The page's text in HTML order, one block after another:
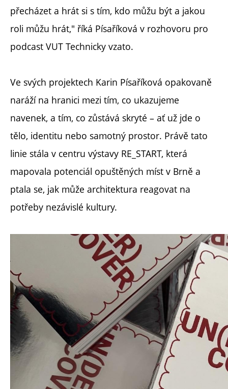
přecházet a hrát si s tím, kdo můžu být a jakou
roli můžu hrát," říká Písaříková v rozhovoru pro
podcast VUT Technicky vzato.
Ve svých projektech Karin Písaříková opakovaně
naráží na hranici mezi tím, co ukazujeme
navenek, a tím, co zůstává skryté – ať už jde o
tělo, identitu nebo samotný prostor. Právě tato
linie stála v centru výstavy RE_START, která
mapovala potenciál opuštěných míst v Brně a
ptala se, jak může architektura reagovat na
potřeby nezávislé kultury.